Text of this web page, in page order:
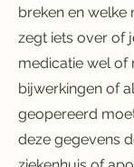
breken en welke
zegt iets over of
medicatie wel of
bijwerkingen of
geopereerd
deze gegevens